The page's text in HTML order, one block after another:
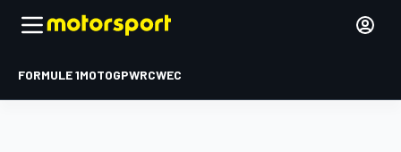
FORMULE 1MOTOGPWRCWEC